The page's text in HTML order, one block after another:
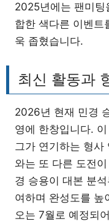
2025년에는 팬미팅
합한 색다른 이벤트
욱 좁혔습니다.
최신 활동과
2026년 현재 민경
영에 한창입니다.
그가 연기하는 형사
와는 또 다른 도전
경 승용이 대본 분
여하며 완성도를 높
오는 7월로 예정되